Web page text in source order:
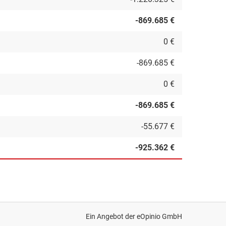
-869.685 €
0 €
-869.685 €
0 €
-869.685 €
-55.677 €
-925.362 €
Ein Angebot dereOpinio GmbH